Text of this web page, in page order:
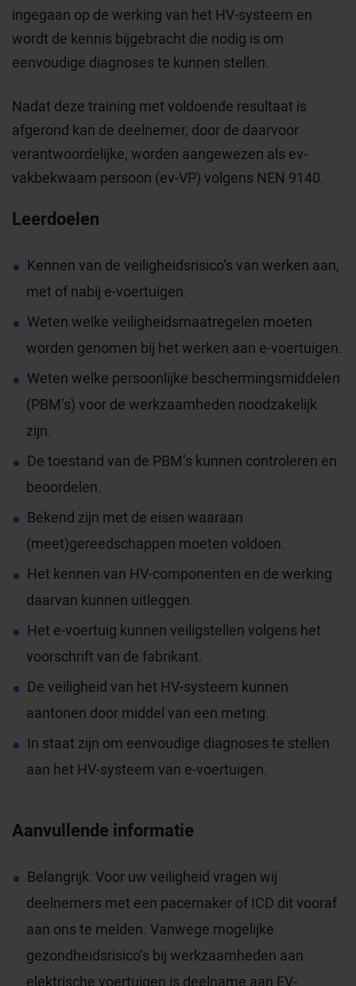
ingegaan op de werking van het HV-systeem en
wordt de kennis bijgebracht die nodig is om
eenvoudige diagnoses te kunnen stellen.
Nadat deze training met voldoende resultaat is
afgerond kan de deelnemer, door de daarvoor
verantwoordelijke, worden aangewezen als ev-
vakbekwaam persoon (ev-VP) volgens NEN 9140.
Leerdoelen
Kennen van de veiligheidsrisico’s van werken aan,
met of nabij e-voertuigen.
Weten welke veiligheidsmaatregelen moeten
worden genomen bij het werken aan e-voertuigen.
Weten welke persoonlijke beschermingsmiddelen
(PBM’s) voor de werkzaamheden noodzakelijk
zijn.
De toestand van de PBM’s kunnen controleren en
beoordelen.
Bekend zijn met de eisen waaraan
(meet)gereedschappen moeten voldoen.
Het kennen van HV-componenten en de werking
daarvan kunnen uitleggen.
Het e-voertuig kunnen veiligstellen volgens het
voorschrift van de fabrikant.
De veiligheid van het HV-systeem kunnen
aantonen door middel van een meting.
In staat zijn om eenvoudige diagnoses te stellen
aan het HV-systeem van e-voertuigen.
Aanvullende informatie
Belangrijk: Voor uw veiligheid vragen wij
deelnemers met een pacemaker of ICD dit vooraf
aan ons te melden. Vanwege mogelijke
gezondheidsrisico’s bij werkzaamheden aan
elektrische voertuigen is deelname aan EV-